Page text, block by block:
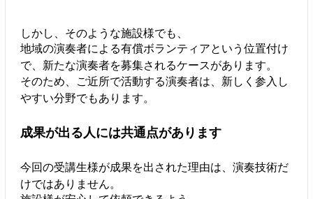
しかし、そのような施設様でも、
地域の演奏者による有償ボランティアという位置付け
で、新たな演奏者を募集されるケースがあります。
そのため、ご近所で活動する演奏者は、新しく参入し
やすい分野でもあります。
成果が出る人には共通点があります
今回の受講生様が成果を出された理由は、演奏技術だ
けではありません。